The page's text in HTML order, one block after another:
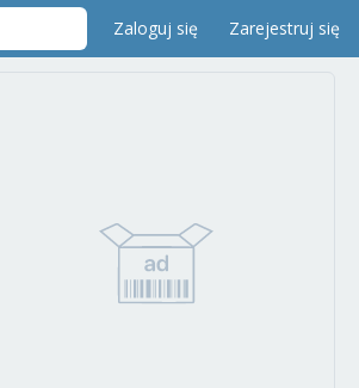
Zaloguj się Zarejestruj się